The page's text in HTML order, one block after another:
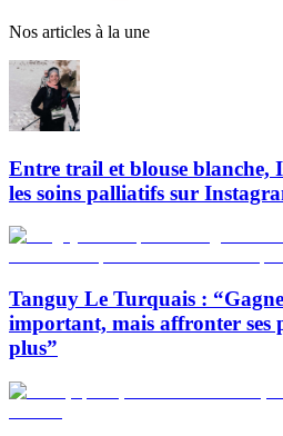
Nos articles à la une
Entre trail et blouse blanche,
les soins palliatifs sur
Tanguy Le Turquais :
important, mais affronter ses
plus”